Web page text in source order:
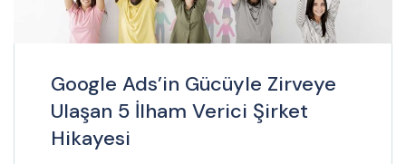
Google Ads’in Gücüyle Zirveye
Ulaşan 5 İlham Verici Şirket
Hikayesi